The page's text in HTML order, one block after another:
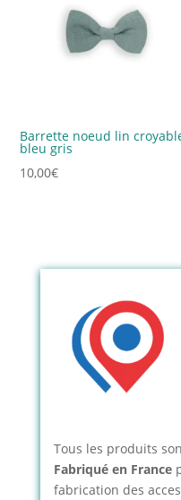
18,00€
Barrette noeud lin
bleu gris
10,00€
Tous les produits
Fabriqué en France
fabrication des